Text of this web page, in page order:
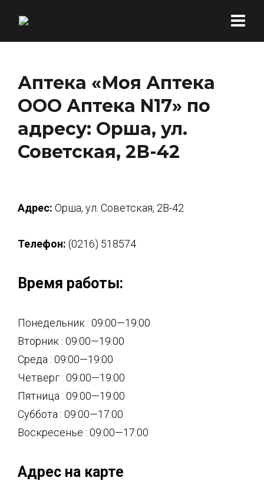
Аптека «Моя Аптека
ООО Аптека N17» по
адресу: Орша, ул.
Советская, 2В-42
Адрес: Орша, ул. Советская, 2В-42
Телефон: (0216) 518574
Время работы:
Понедельник : 09:00—19:00
Вторник : 09:00—19:00
Среда : 09:00—19:00
Четверг : 09:00—19:00
Пятница : 09:00—19:00
Суббота : 09:00—17:00
Воскресенье : 09:00—17:00
Адрес на карте